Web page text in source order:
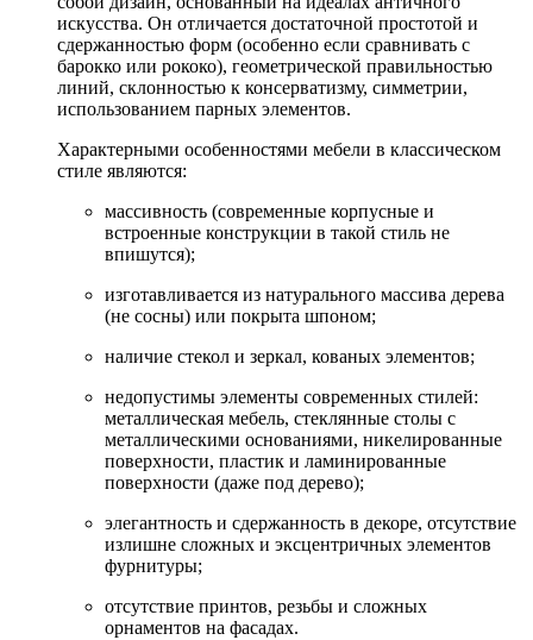
искусства. Он отличается достаточной простотой и
сдержанностью форм (особенно если сравнивать с
барокко или рококо), геометрической правильностью
линий, склонностью к консерватизму, симметрии,
использованием парных элементов.
Характерными особенностями мебели в классическом
стиле являются:
массивность (современные корпусные и
встроенные конструкции в такой стиль не
впишутся);
изготавливается из натурального массива дерева
(не сосны) или покрыта шпоном;
наличие стекол и зеркал, кованых элементов;
недопустимы элементы современных стилей:
металлическая мебель, стеклянные столы с
металлическими основаниями, никелированные
поверхности, пластик и ламинированные
поверхности (даже под дерево);
элегантность и сдержанность в декоре, отсутствие
излишне сложных и эксцентричных элементов
фурнитуры;
отсутствие принтов, резьбы и сложных
орнаментов на фасадах.